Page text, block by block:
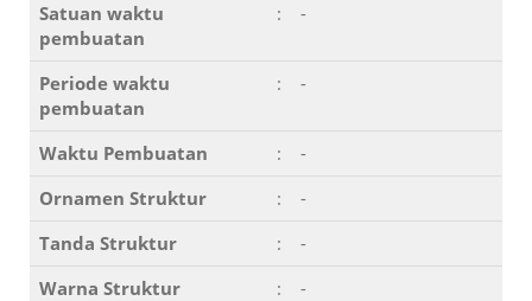
Satuan waktu
pembuatan
: -
Periode waktu
pembuatan
: -
Waktu Pembuatan :
-
Ornamen Struktur
:
-
Tanda Struktur
:
-
Warna Struktur
:
-